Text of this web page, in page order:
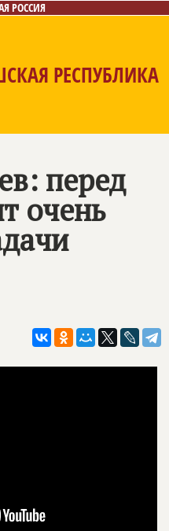
РОССИЯ
РЕСПУБЛИКА
перед
очень